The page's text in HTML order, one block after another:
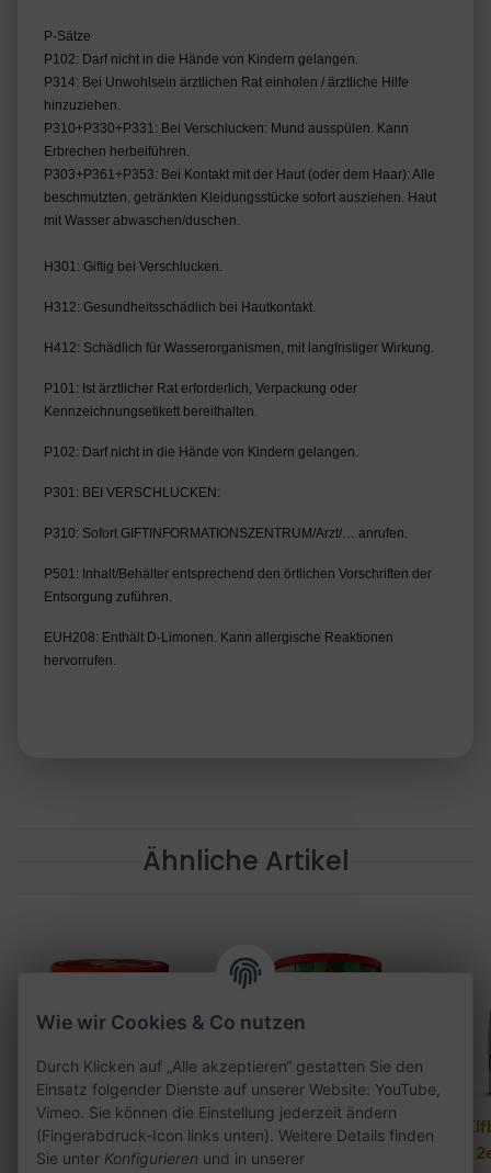
P-Sätze
P102: Darf nicht in die Hände von Kindern gelangen.
P314: Bei Unwohlsein ärztlichen Rat einholen / ärztliche Hilfe
hinzuziehen.
P310+P330+P331: Bei Verschlucken: Mund ausspülen. Kann
Erbrechen herbeiführen.
P303+P361+P353: Bei Kontakt mit der Haut (oder dem Haar): Alle
beschmutzten, getränkten Kleidungsstücke sofort ausziehen. Haut
mit Wasser abwaschen/duschen.
H301: Giftig bei Verschlucken.
H312: Gesundheitsschädlich bei Hautkontakt.
H412: Schädlich für Wasserorganismen, mit langfristiger Wirkung.
P101: Ist ärztlicher Rat erforderlich, Verpackung oder
Kennzeichnungsetikett bereithalten.
P102: Darf nicht in die Hände von Kindern gelangen.
P301: BEI VERSCHLUCKEN:
P310: Sofort GIFTINFORMATIONSZENTRUM/Arzt/… anrufen.
P501: Inhalt/Behälter entsprechend den örtlichen Vorschriften der
Entsorgung zuführen.
EUH208: Enthält D-Limonen. Kann allergische Reaktionen
hervorrufen.
Ähnliche Artikel
27er Rouge One 200g
25,90 €*
Argileh Chapo Mal
Wie wir Cookies & Co nutzen
Durch Klicken auf „Alle akzeptieren“ gestatten Sie den
Einsatz folgender Dienste auf unserer Website: YouTube,
Vimeo. Sie können die Einstellung jederzeit ändern
(Fingerabdruck-Icon links unten). Weitere Details finden
Sie unter Konfigurieren und in unserer